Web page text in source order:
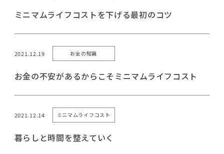
ミニマムライフコストを下げる最初のコツ
2021.12.19 お金の知識
お金の不安があるからこそミニマムライフコスト
2021.12.14 ミニマムライフコスト
暮らしと時間を整えていく